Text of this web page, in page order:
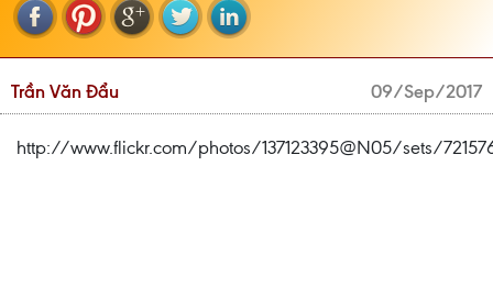
Trần Văn Đẩu 09/Sep/2017
http://www.flickr.com/photos/137123395@N05/sets/